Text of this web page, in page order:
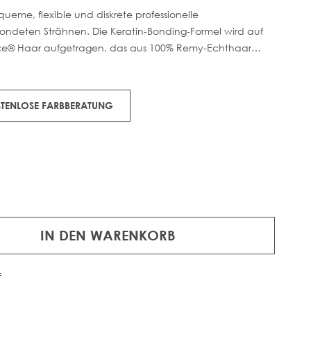
flexible und diskrete professionelle
Strähnen. Die Keratin-Bonding-Formel wird auf
Haar aufgetragen, das aus 100% Remy-Echthaar
extrem haltbar und dennoch sanft zum Haar. Erhältlich
Remy-Echthaar, 1g pro Strähne.
FARBBERATUNG
IN DEN WARENKORB